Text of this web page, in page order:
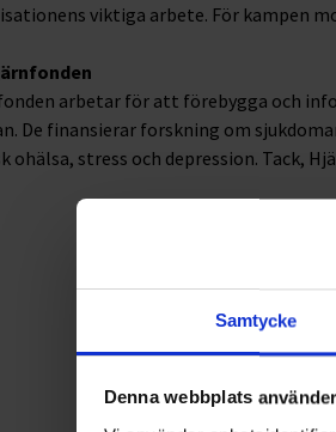
Samtycke
Denna webbplats
viktiga arbete. För kampen
arbetar för att förebygga och
De finansierar forskning om
ohälsa, stress och depression. Tack,